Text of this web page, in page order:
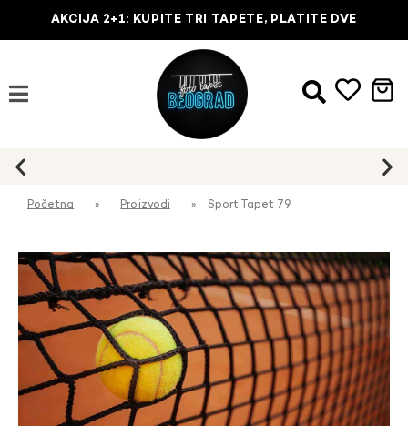
AKCIJA 2+1: KUPITE TRI TAPETE, PLATITE DVE
Početna » Proizvodi » Sport Tapet 79